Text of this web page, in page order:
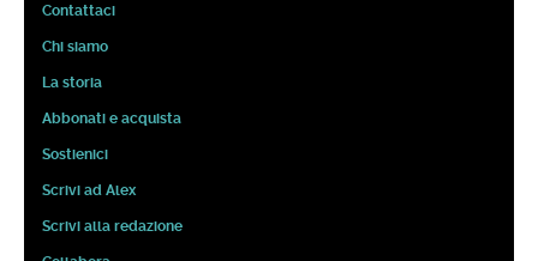
Contattaci
Chi siamo
La storia
Abbonati e acquista
Sostienici
Scrivi ad Alex
Scrivi alla redazione